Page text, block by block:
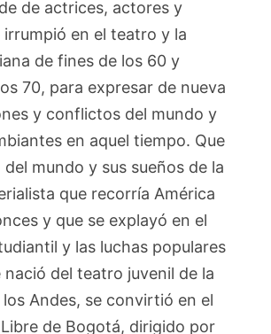
de actrices, actores y
en el teatro y la
de fines de los 60 y
70, para expresar de nueva
y conflictos del mundo y
en aquel tiempo. Que
mundo y sus sueños de la
que recorría América
y que se explayó en el
y las luchas populares
nació del teatro juvenil de la
Andes, se convirtió en el
de Bogotá, dirigido por